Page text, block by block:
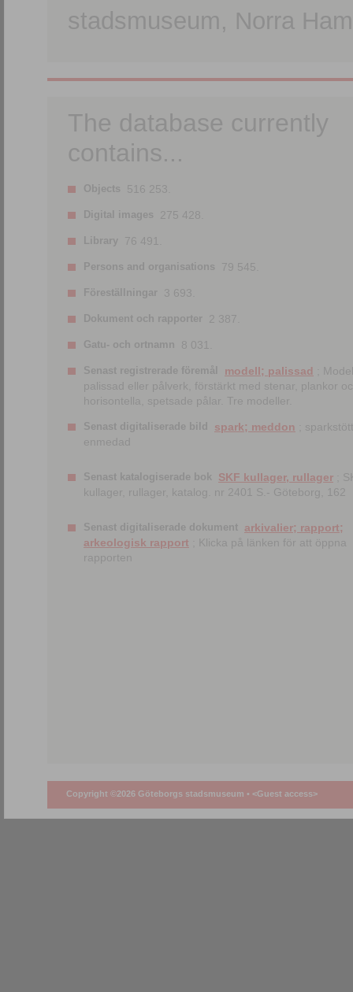
stadsmuseum, Norra
The database currently
contains...
Objects 516 253.
Digital images 275 428.
Library 76 491.
Persons and organisations 79 545.
Föreställningar 3 693.
Dokument och rapporter 2 387.
Gatu- och ortnamn 8 031.
Senast registrerade föremål modell; palissad
;
palissad eller pålverk, förstärkt med stenar, plankor
horisontella, spetsade pålar. Tre modeller.
Senast digitaliserade bild spark; meddon ;
enmedad
Senast katalogiserade bok SKF kullager, rullager ;
kullager, rullager, katalog. nr 2401 S.- Göteborg, 162
Senast digitaliserade dokument arkivalier; rapport;
arkeologisk rapport ; Klicka på länken för att öppna
rapporten
Copyright ©2026 Göteborgs stadsmuseum • <Guest access>